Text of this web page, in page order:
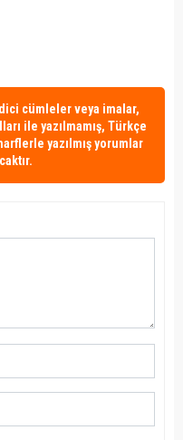
cümleler veya imalar,
ile yazılmamış, Türkçe
yazılmış yorumlar